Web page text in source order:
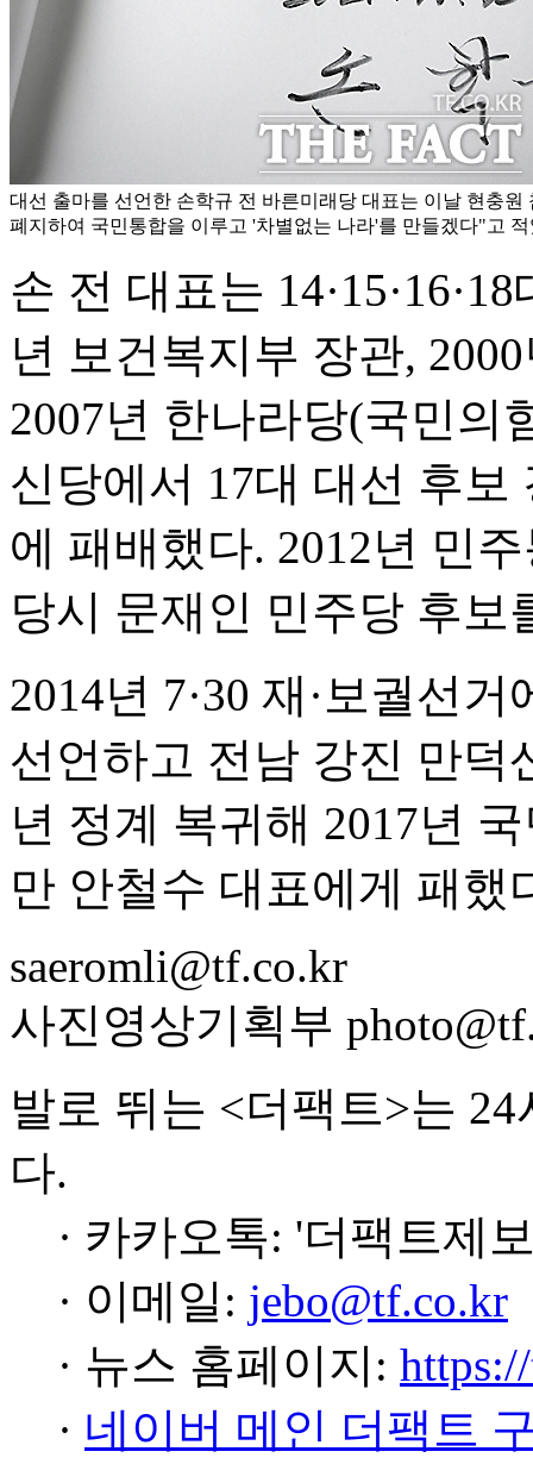
대선 출마를 선언한 손학규 전 바른미래당 대표는 이날 현충
폐지하여 국민통합을 이루고 '차별없는 나라'를 만들겠다"고
손 전 대표는
년 보건복지부 장관,
2007년 한나라당(국민의
신당에서 17대 대선 후
에 패배했다. 2012년 민
당시 문재인 민주당 후보
2014년 7·30 재·보궐선
선언하고 전남 강진 만덕
년 정계 복귀해 2017년
만 안철수 대표에게 패했
saeromli@tf.co.kr
사진영상기획부
발로 뛰는 <더팩트>는
다.
· 카카오톡: '더팩트제
· 이메일: jebo@tf.co.kr
· 뉴스 홈페이지:
· 네이버 메인 더팩트